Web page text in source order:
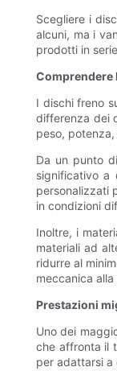
Scegliere i
alcuni, ma i
prodotti in
Comprendere
I dischi freno
differenza dei
peso,
Da un punto
significativo a
personalizzati
in condizioni
Inoltre, i
materiali ad
ridurre al
meccanica
Prestazioni
Uno dei
che affronta il
per adattarsi a